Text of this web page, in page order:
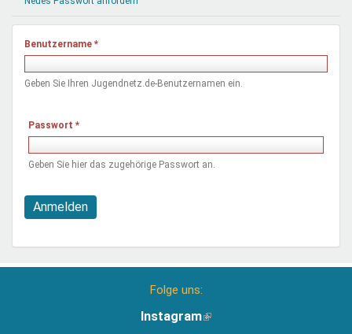
Demokratie & Beteiligung
Benutzername *
Geben Sie Ihren Jugendnetz.de-Benutzernamen ein.
Passwort *
Geben Sie hier das zugehörige Passwort an.
Anmelden
Folge uns:
Instagram(Link